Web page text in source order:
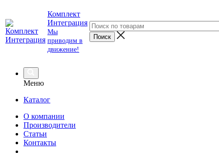
Комплект
Интеграция
Мы
приводим в
движение!
Меню
Каталог
О компании
Производители
Статьи
Контакты